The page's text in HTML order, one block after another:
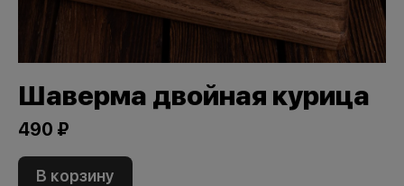
Шаверма двойная курица
490 ₽
В корзину